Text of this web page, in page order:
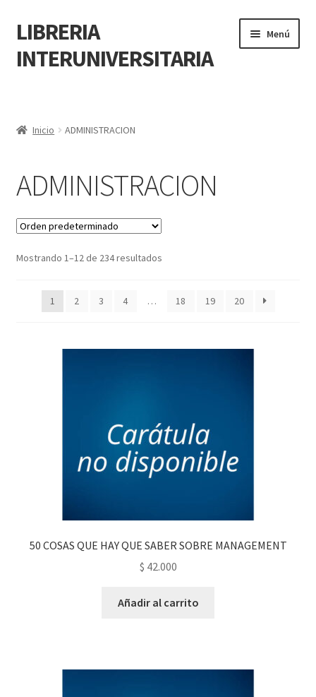
LIBRERIA
INTERUNIVERSITARIA
Menú
Carrito
POLÍTICA DE MANEJO DE INFORMACIÓN Y DATOS
Inicio ADMINISTRACION
ADMINISTRACION
Mostrando 1–12 de 234 resultados
1 2 3 4 … 18 19 20
50 COSAS QUE HAY QUE SABER SOBRE MANAGEMENT
$ 42.000
Añadir al carrito